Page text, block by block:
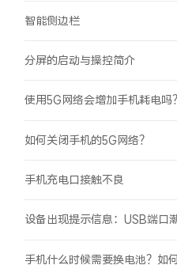
智能侧边栏
分屏的启动与操控简介
使用5G网络会增加手机耗电吗？
如何关闭手机的5G网络？
手机充电口接触不良
手机什么时候需要换电池？如